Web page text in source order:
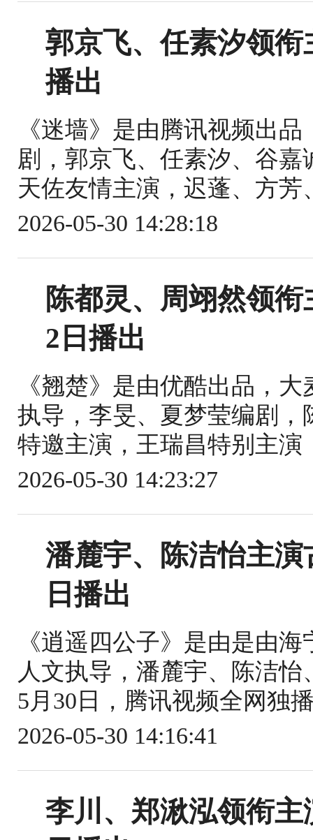
郭京飞、任素汐领
播出
《迷墙》是由腾讯视频出
剧，郭京飞、任素汐、谷
天佐友情主演，迟蓬、方
2026-05-30 14:28:18
陈都灵、周翊然领
2日播出
《翘楚》是由优酷出品，
执导，李旻、夏梦莹编剧
特邀主演，王瑞昌特别主
2026-05-30 14:23:27
潘麓宇、陈洁怡主
日播出
《逍遥四公子》是由是由
人文执导，潘麓宇、陈洁
5月30日，腾讯视频全网独
2026-05-30 14:16:41
李川、郑湫泓领衔